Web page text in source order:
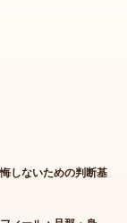
しないための判断基